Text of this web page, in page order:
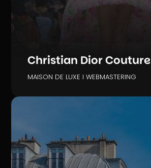
Christian Dior Couture
MAISON DE LUXE I WEBMASTERING